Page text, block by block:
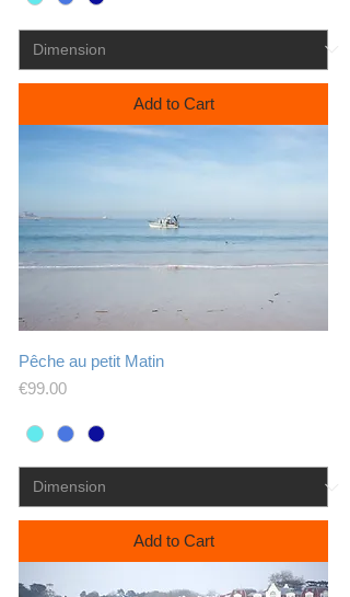
Add to Cart
Pêche au petit Matin
Price
€99.00
Add to Cart